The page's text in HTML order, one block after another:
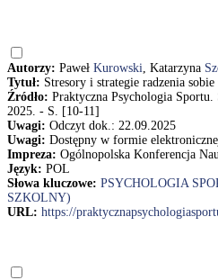
Autorzy: Paweł Kurowski, Katarzyna
Tytuł: Stresory i strategie radzenia
Źródło: Praktyczna Psychologia
2025. - S. [10-11]
Uwagi: Odczyt dok.: 22.09.2025
Uwagi: Dostępny w formie
Impreza: Ogólnopolska Konferencja
Język: POL
Słowa kluczowe: PSYCHOLOGIA
SZKOLNY)
URL: https://